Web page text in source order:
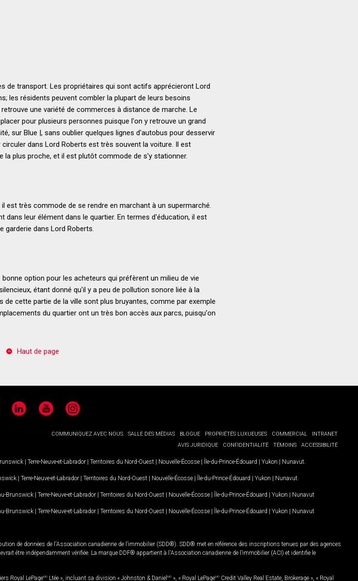
de transport. Les propriétaires qui sont actifs apprécieront Lord
les résidents peuvent combler la plupart de leurs besoins
une variété de commerces à distance de marche. Le
pour plusieurs personnes puisque l'on y retrouve un grand
sur Blue |, sans oublier quelques lignes d'autobus pour desservir
dans Lord Roberts est très souvent la voiture. Il est
la plus proche, et il est plutôt commode de s'y stationner.
est très commode de se rendre en marchant à un supermarché.
dans leur élément dans le quartier. En termes d'éducation, il est
garderie dans Lord Roberts.
option pour les acheteurs qui préfèrent un milieu de vie
étant donné qu'il y a peu de pollution sonore liée à la
cette partie de la ville sont plus bruyantes, comme par exemple
du quartier ont un très bon accès aux parcs, puisqu'on
Haut de page
LinkedIn YouTubeInstagram
COMMUNIQUEZ AVEC NOUS SALLE DES MÉDIAS BLOGUE PROPRIÉTÉS LUXUEUSES COMMERCIAL
INTRANET
AVIS JURIDIQUE
CONFIDENTIALITÉ TÉMOINS ACCESSIBILITÉ
| Terre-Neuve-et-Labrador | Territoires du Nord-Ouest | Nouvelle-Écosse | Île-du-Prince-Édouard | Yukon | Nunavut
| Terre-Neuve-et-Labrador | Territoires du Nord-Ouest | Nouvelle-Écosse | Île-du-Prince-Édouard | Yukon | Nunavut
Brunswick | Terre-Neuve-et-Labrador | Territoires du Nord-Ouest | Nouvelle-Écosse | Île-du-Prince-Édouard | Yukon | Nunavut
Brunswick | Terre-Neuve-et-Labrador | Territoires du Nord-Ouest | Nouvelle-Écosse | Île-du-Prince-Édouard | Yukon | Nunavut
de données de l'Association canadienne de l’immobilier (SDD®). SDD® met en référence des inscriptions tenues par des agences
être indépendamment vérifiée. La marque DDF® appartient à l'Association canadienne de l’immobilier (ACI) et identifie le
Royal LePageMD Ltée », incluant sa division « Johnston & Daniel MD », « Royal LePageMD Credit Valley Real Estate, Brokerage », « Royal